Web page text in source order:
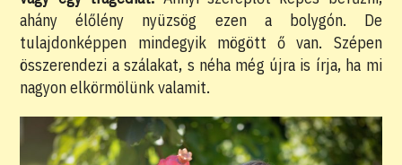
ahány élőlény nyüzsög ezen a bolygón. De
tulajdonképpen mindegyik mögött ő van. Szépen
összerendezi a szálakat, s néha még újra is írja, ha mi
nagyon elkörmölünk valamit.